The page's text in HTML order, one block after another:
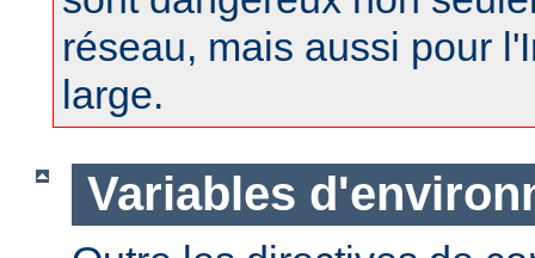
réseau, mais aussi pour
large.
Variables